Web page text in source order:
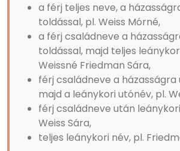
a férj teljes neve, a
toldással, pl. Weiss Mórné,
a férj családneve a
toldással, majd teljes
Weissné Friedman Sára,
férj családneve a
majd a leánykori utónév, pl.
férj családneve után
Weiss Sára,
teljes leánykori név, pl.